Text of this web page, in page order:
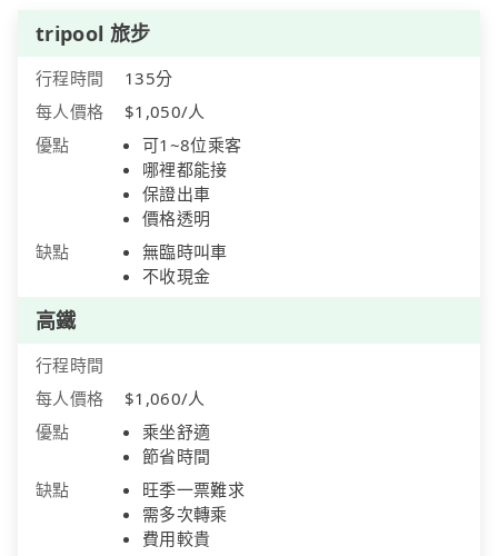
tripool 旅步
行程時間
135分
每人價格
$1,050/人
優點
可1~8位乘客
哪裡都能接
保證出車
價格透明
缺點
無臨時叫車
不收現金
高鐵
行程時間
每人價格
$1,060/人
優點
乘坐舒適
節省時間
缺點
旺季一票難求
需多次轉乘
費用較貴